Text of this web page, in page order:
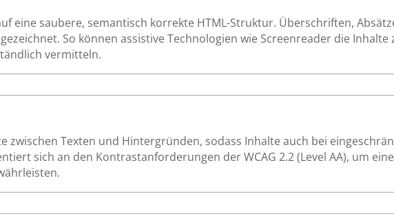
eine saubere, semantisch korrekte HTML-Struktur. Überschriften,
So können assistive Technologien wie Screenreader die Inhalte
vermitteln.
zwischen Texten und Hintergründen, sodass Inhalte auch bei
sich an den Kontrastanforderungen der WCAG 2.2 (Level AA), um